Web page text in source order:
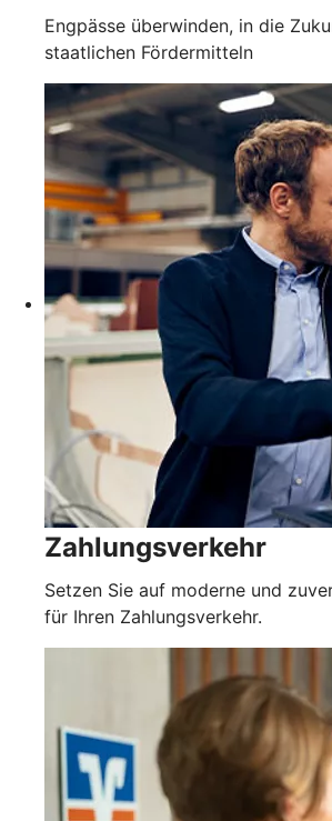
Engpässe überwinden, in die
staatlichen Fördermitteln
Zahlungsverkehr
Setzen Sie auf moderne und
für Ihren Zahlungsverkehr.